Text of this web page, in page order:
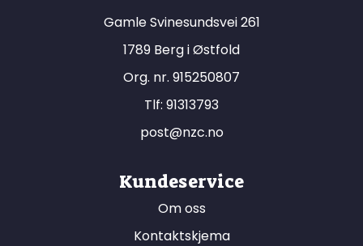
Gamle Svinesundsvei 261
1789 Berg i Østfold
Org. nr. 915250807
Tlf: 91313793
post@nzc.no
Kundeservice
Om oss
Kontaktskjema